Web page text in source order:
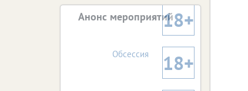
Анонс мероприятий18+
Обсессия 18+